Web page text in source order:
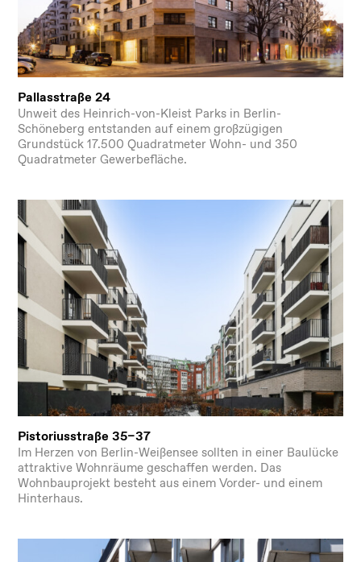
Pallasstraße 24
Unweit des Heinrich-von-Kleist Parks in Berlin-
Schöneberg entstanden auf einem großzügigen
Grundstück 17.500 Quadratmeter Wohn- und 350
Quadratmeter Gewerbefläche.
Pistoriusstraße 35–37
Im Herzen von Berlin-Weißensee sollten in einer Baulücke
attraktive Wohnräume geschaffen werden. Das
Wohnbauprojekt besteht aus einem Vorder- und einem
Hinterhaus.